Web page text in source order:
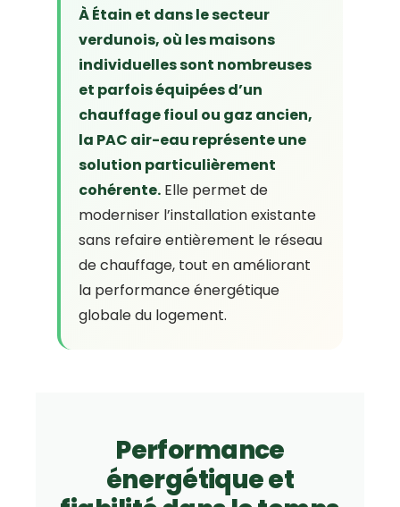
À Étain et dans le secteur
verdunois, où les maisons
individuelles sont nombreuses
et parfois équipées d’un
chauffage fioul ou gaz ancien,
la PAC air-eau représente une
solution particulièrement
cohérente. Elle permet de
moderniser l’installation existante
sans refaire entièrement le réseau
de chauffage, tout en améliorant
la performance énergétique
globale du logement.
Performance
énergétique et